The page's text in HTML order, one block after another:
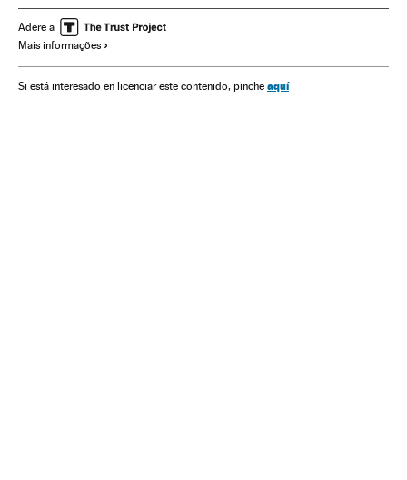
Estado São Paulo Assassinatos múltiplos
Edifícios religiosos
Igreja católica Brasil Defesa América do Sul
Adere a
Mais informações
Si está interesado en licenciar este contenido, pinche aquí